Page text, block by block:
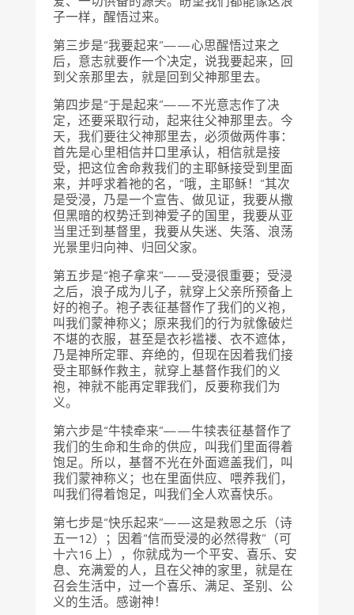
子一样，醒悟过来。
第三步是“我要起来”——心思醒悟过来之
后，意志就要作一个决定，说我要起来，回
到父亲那里去，就是回到父神那里去。
第四步是“于是起来”——不光意志作了决
定，还要采取行动，起来往父神那里去。今
天，我们要往父神那里去，必须做两件事：
首先是心里相信并口里承认，相信就是接
受，把这位舍命救我们的主耶稣接受到里面
来，并呼求着祂的名，“哦，主耶稣！”其次
是受浸，乃是一个宣告、做见证，我要从撒
但黑暗的权势迁到神爱子的国里，我要从亚
当里迁到基督里，我要从失迷、失落、浪荡
光景里归向神、归回父家。
第五步是“袍子拿来”——受浸很重要；受浸
之后，浪子成为儿子，就穿上父亲所预备上
好的袍子。袍子表征基督作了我们的义袍，
叫我们蒙神称义；原来我们的行为就像破烂
不堪的衣服，甚至是衣衫褴褛、衣不遮体，
乃是神所定罪、弃绝的，但现在因着我们接
受主耶稣作救主，就穿上基督作我们的义
袍，神就不能再定罪我们，反要称我们为
义。
第六步是“牛犊牵来”——牛犊表征基督作了
我们的生命和生命的供应，叫我们里面得着
饱足。所以，基督不光在外面遮盖我们，叫
我们蒙神称义；也在里面供应、喂养我们，
叫我们得着饱足，叫我们全人欢喜快乐。
第七步是“快乐起来”——这是救恩之乐（诗
五一12）；因着“信而受浸的必然得救”（可
十六16 上），你就成为一个平安、喜乐、安
息、充满爱的人，且在父神的家里，就是在
召会生活中，过一个喜乐、满足、圣别、公
义的生活。感谢神！